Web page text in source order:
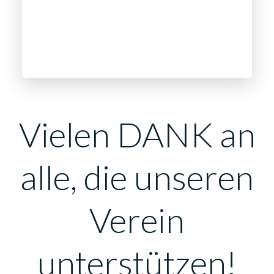
Vielen DANK an
alle, die unseren
Verein
unterstützen!